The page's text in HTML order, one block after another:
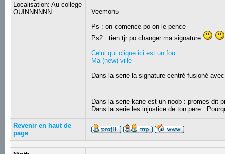
Localisation: Au college
OUINNNNNN
Veemon5
Ps : on comence po on le pence
Ps2 : tien tjr po changer ma signature
Celui qui clique ici est un fou
Ma (new) ville
Dans la serie la signature centré fusioné
Dans la serie kane est un noob : promes dit
Dans la serie les injustice de ton pere :
Revenir en haut de
page